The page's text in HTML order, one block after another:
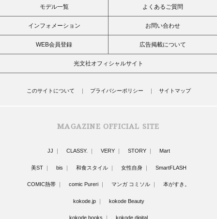
モデル一覧 よくあるご質問
インフォメーション お問い合わせ
WEB会員登録 広告掲載について
光文社オフィシャルサイト
このサイトについて プライバシーポリシー サイトマップ
MAGAZINE OFFICIAL SITE
JJ CLASSY. VERY STORY Mart
美ST bis 和食スタイル 女性自身 SmartFLASH
COMIC熱帯 comic Pureri マンガ コミソル 本がすき。
kokode.jp kokode Beauty
kokode books kokode digital